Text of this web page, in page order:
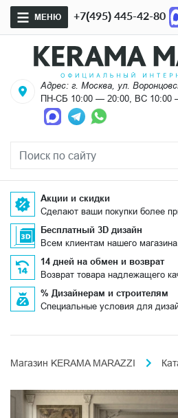
МЕНЮ +7(495) 445-42-80
Адрес: г. Москва, ул.
ПН-СБ 10:00 — 20:00, ВС 10:00
Акции и скидки
Сделают ваши покупки более
Бесплатный 3D дизайн
Всем клиентам нашего магазина
14 дней на обмен и возврат
Возврат товара надлежащего
% Дизайнерам и строителям
Специальные условия для
Магазин KERAMA MARAZZI